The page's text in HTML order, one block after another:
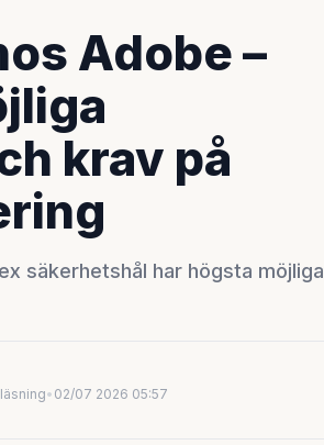
Adobe –
krav på
säkerhetshål har högsta möjliga
• 02/07 2026 05:57